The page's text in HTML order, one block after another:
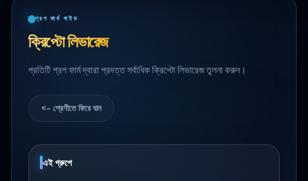
প্রপ ফার্ম গাইড
ক্রিপ্টো লিভারেজ
প্রতিটি প্রপ ফার্ম দ্বারা প্রদত্ত সর্বাধিক ক্রিপ্টো লিভারেজ তুলনা করুন।
<- শ্রেণীতে ফিরে যান
এই গ্রুপে